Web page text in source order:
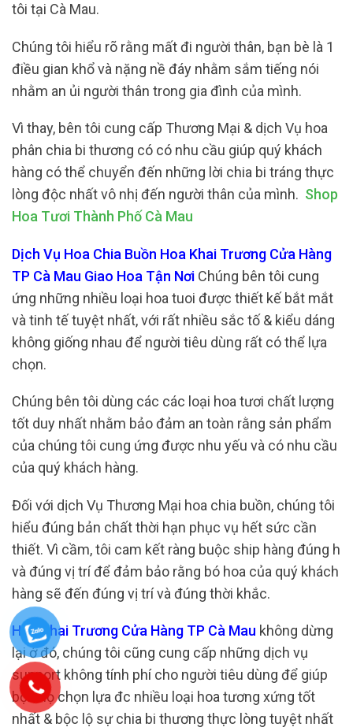
tôi tại Cà Mau.
Chúng tôi hiểu rõ rằng mất đi người thân, bạn bè là 1
điều gian khổ và nặng nề đáy nhằm sắm tiếng nói
nhằm an ủi người thân trong gia đình của mình.
Vì thay, bên tôi cung cấp Thương Mại & dịch Vụ hoa
phân chia bi thương có có nhu cầu giúp quý khách
hàng có thể chuyển đến những lời chia bi tráng thực
lòng độc nhất vô nhị đến người thân của mình. Shop
Hoa Tươi Thành Phố Cà Mau
Dịch Vụ Hoa Chia Buồn Hoa Khai Trương Cửa Hàng
TP Cà Mau Giao Hoa Tận Nơi Chúng bên tôi cung
ứng những nhiều loại hoa tuoi được thiết kế bắt mắt
và tinh tế tuyệt nhất, với rất nhiều sắc tố & kiểu dáng
không giống nhau để người tiêu dùng rất có thể lựa
chọn.
Chúng bên tôi dùng các các loại hoa tươi chất lượng
tốt duy nhất nhằm bảo đảm an toàn rằng sản phẩm
của chúng tôi cung ứng được nhu yếu và có nhu cầu
của quý khách hàng.
Đối với dịch Vụ Thương Mại hoa chia buồn, chúng tôi
hiểu đúng bản chất thời hạn phục vụ hết sức cần
thiết. Vì cầm, tôi cam kết ràng buộc ship hàng đúng h
và đúng vị trí để đảm bảo rằng bó hoa của quý khách
hàng sẽ đến đúng vị trí và đúng thời khắc.
Hoa Khai Trương Cửa Hàng TP Cà Mau không dừng
lại ở đó, chúng tôi cũng cung cấp những dịch vụ
support không tính phí cho người tiêu dùng để giúp
bọn họ chọn lựa đc nhiều loại hoa tương xứng tốt
nhất & bộc lộ sự chia bi thương thực lòng tuyệt nhất